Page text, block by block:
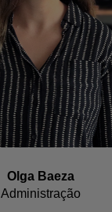
Olga Baeza
Administração